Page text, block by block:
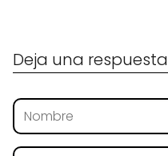
Deja una respuesta